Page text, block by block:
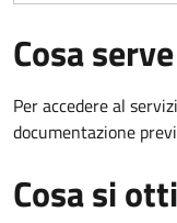
Cosa serve
Per accedere al
documentazione
Cosa si